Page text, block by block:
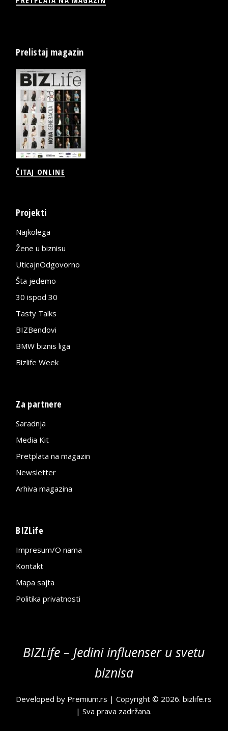
Prelistaj magazin
ČITAJ ONLINE
Projekti
Najkolega
Žene u biznisu
UticajnOdgovorno
Šta jedemo
30 ispod 30
Tasty Talks
BIZBendovi
BMW biznis liga
Bizlife Week
Za partnere
Saradnja
Media Kit
Pretplata na magazin
Newsletter
Arhiva magazina
BIZLife
Impresum/O nama
Kontakt
Mapa sajta
Politika privatnosti
BIZLife – Jedini influenser u svetu
biznisa
Developed by Premium.rs | Copyright © 2026.bizlife.rs
| Sva prava zadržana.